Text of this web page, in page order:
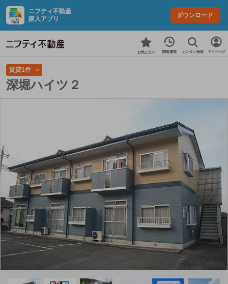
ニフティ不動産
購入アプリ
ダウンロード
お気に入り 閲覧履歴 カンタン検索 マイページ
賃貸1件
深堀ハイツ２